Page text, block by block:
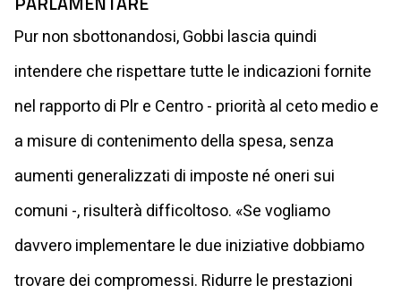
Pur non sbottonandosi, Gobbi lascia quindi
intendere che rispettare tutte le indicazioni fornite
nel rapporto di Plr e Centro - priorità al ceto medio e
a misure di contenimento della spesa, senza
aumenti generalizzati di imposte né oneri sui
comuni -, risulterà difficoltoso. «Se vogliamo
davvero implementare le due iniziative dobbiamo
trovare dei compromessi. Ridurre le prestazioni